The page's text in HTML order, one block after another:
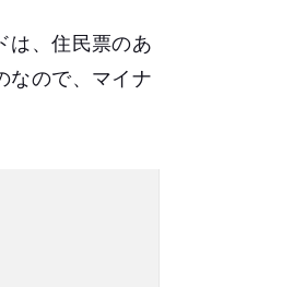
は、住民票のあ
なので、マイナ